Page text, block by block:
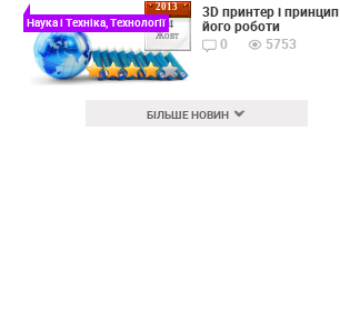
2013
24
Жовт
Наука і Техніка, Технології
3D принтер і принцип
його роботи
0
5753
БІЛЬШЕ НОВИН